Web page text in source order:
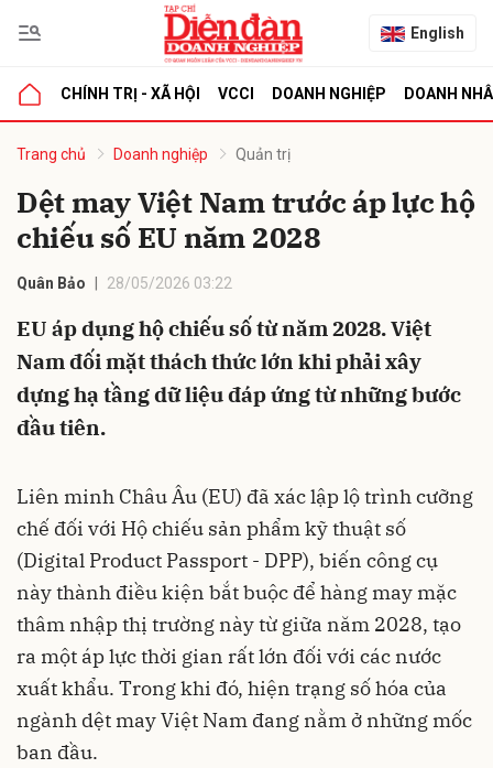
English
CHÍNH TRỊ - XÃ HỘI VCCI DOANH NGHIỆP DOANH
Trang chủ Doanh nghiệp Quản trị
Dệt may Việt Nam trước áp lực hộ
chiếu số EU năm 2028
Quân Bảo 28/05/2026 03:22
EU áp dụng hộ chiếu số từ năm 2028. Việt
Nam đối mặt thách thức lớn khi phải xây
dựng hạ tầng dữ liệu đáp ứng từ những bước
đầu tiên.
Liên minh Châu Âu (EU) đã xác lập lộ trình cưỡng
chế đối với Hộ chiếu sản phẩm kỹ thuật số
(Digital Product Passport - DPP), biến công cụ
này thành điều kiện bắt buộc để hàng may mặc
thâm nhập thị trường này từ giữa năm 2028, tạo
ra một áp lực thời gian rất lớn đối với các nước
xuất khẩu. Trong khi đó, hiện trạng số hóa của
ngành dệt may Việt Nam đang nằm ở những mốc
ban đầu.
luận
Hủy